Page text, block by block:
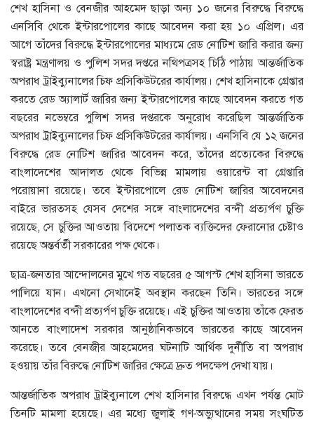
শেখ হাসিনা ও বেনজীর আহমেদ ছাড়া অন্য ১০ জনের বিরুদ্ধে বিরুদ্ধে
এনসিবি থেকে ইন্টারপোলের কাছে আবেদন করা হয় ১০ এপ্রিল। এর
আগে তাঁদের বিরুদ্ধে ইন্টারপোলের মাধ্যমে রেড নোটিশ জারি করার জন্য
স্বরাষ্ট্র মন্ত্রণালয় ও পুলিশ সদর দপ্তরে নথিপত্রসহ চিঠি পাঠায় আন্তর্জাতিক
অপরাধ ট্রাইব্যুনালের চিফ প্রসিকিউটরের কার্যালয়। শেখ হাসিনাকে গ্রেপ্তার
করতে রেড অ্যালার্ট জারির জন্য ইন্টারপোলের কাছে আবেদন করতে গত
বছরের নভেম্বরে পুলিশ সদর দপ্তরকে অনুরোধ করেছিল আন্তর্জাতিক
অপরাধ ট্রাইব্যুনালের চিফ প্রসিকিউটরের কার্যালয়। এনসিবি যে ১২ জনের
বিরুদ্ধে রেড নোটিশ জারির আবেদন করে, তাঁদের প্রত্যেকের বিরুদ্ধে
বাংলাদেশের আদালত থেকে বিভিন্ন মামলায় ওয়ারেন্ট বা গ্রেপ্তারি
পরোয়ানা রয়েছে। তবে ইন্টারপোলে রেড নোটিশ জারির আবেদনের
বাইরে ভারতসহ যেসব দেশের সঙ্গে বাংলাদেশের বন্দী প্রত্যর্পণ চুক্তি
রয়েছে, সে চুক্তির আওতায় বিদেশে পলাতক ব্যক্তিদের ফেরানোর চেষ্টাও
রয়েছে অন্তর্বর্তী সরকারের পক্ষ থেকে।
ছাত্র-জনতার আন্দোলনের মুখে গত বছরের ৫ আগস্ট শেখ হাসিনা ভারতে
পালিয়ে যান। এখনো সেখানেই অবস্থান করছেন তিনি। ভারতের সঙ্গে
বাংলাদেশের বন্দী প্রত্যর্পণ চুক্তি রয়েছে। এই চুক্তির আওতায় তাঁকে ফেরত
আনতে বাংলাদেশ সরকার আনুষ্ঠানিকভাবে ভারতের কাছে আবেদন
করেছে। তবে বেনজীর আহমেদের ঘটনাটি আর্থিক দুর্নীতি বা অপরাধ
হওয়ায় তাঁর বিরুদ্ধে নোটিশ জারির ক্ষেত্রে দ্রুত পদক্ষেপ দেখা যায়।
আন্তর্জাতিক অপরাধ ট্রাইব্যুনালে শেখ হাসিনার বিরুদ্ধে এখন পর্যন্ত মোট
তিনটি মামলা হয়েছে। এর মধ্যে জুলাই গণ-অভ্যুত্থানের সময় সংঘটিত